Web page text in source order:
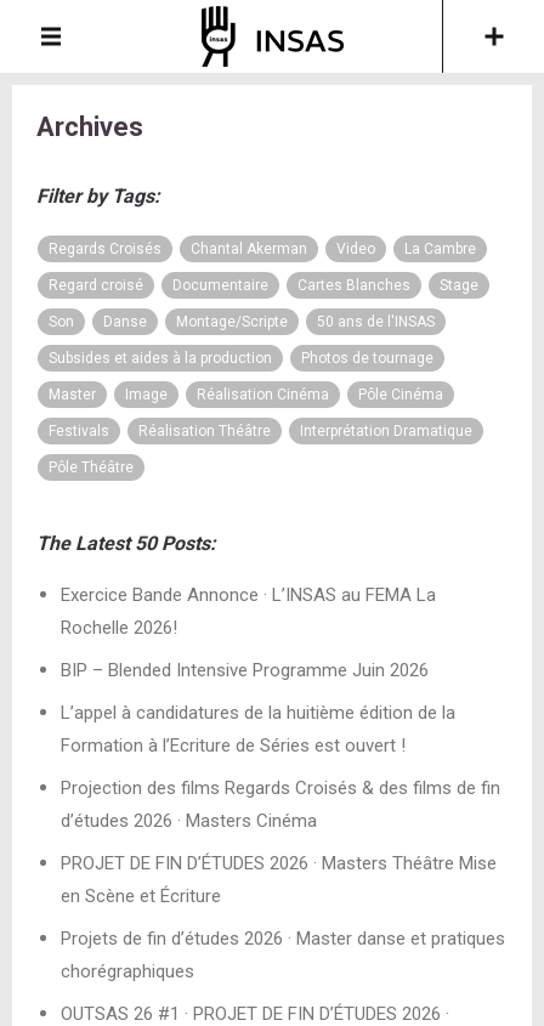
Archives
Filter by Tags:
Regards Croisés Chantal Akerman Video La Cambre
Regard croisé Documentaire Cartes Blanches Stage
Son Danse Montage/Scripte 50 ans de l'INSAS
Subsides et aides à la production Photos de tournage
Master Image Réalisation Cinéma Pôle Cinéma
Festivals Réalisation Théâtre Interprétation Dramatique
Pôle Théâtre
The Latest 50 Posts:
Exercice Bande Annonce · L’INSAS au FEMA La
Rochelle 2026!
BIP – Blended Intensive Programme Juin 2026
L’appel à candidatures de la huitième édition de la
Formation à l’Ecriture de Séries est ouvert !
Projection des films Regards Croisés & des films de fin
d’études 2026 · Masters Cinéma
PROJET DE FIN D’ÉTUDES 2026 · Masters Théâtre Mise
en Scène et Écriture
Projets de fin d’études 2026 · Master danse et pratiques
chorégraphiques
OUTSAS 26 #1 · PROJET DE FIN D’ÉTUDES 2026 ·